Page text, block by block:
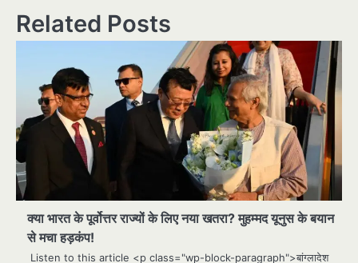
Related Posts
क्या भारत के पूर्वोत्तर राज्यों के लिए नया खतरा? मुहम्मद यूनुस के बयान
से मचा हड़कंप!
Listen to this article <p class="wp-block-paragraph">बांग्लादेश